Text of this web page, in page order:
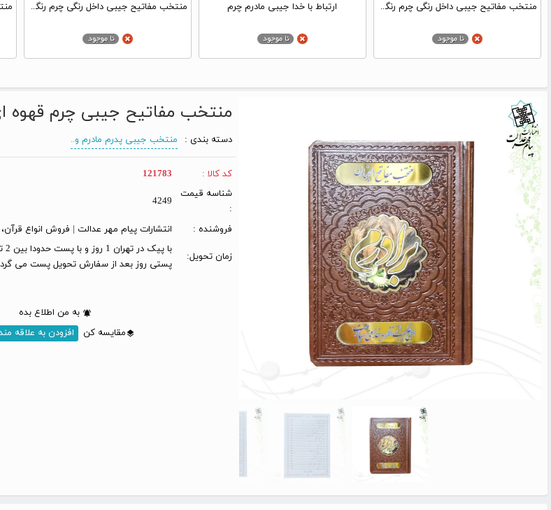
منتخب مفاتیح جیبی داخل رنگی چرم رنگی طرح همسرم پلاک دار ارتباط با خدا جیبی مادرم چرم منتخب مفاتیح جیبی داخل رنگی چرم رنگی طرح دخترم پلاک دار
منتخب مفاتیح جیبی چرم قهوه ای
دسته بندی :
منتخب جیبی پدرم مادرم و..
کد کالا :
121783
شناسه قیمت
:
4249
فروشنده : انتشارات پیام مهر عدالت | فروش انواع
زمان تحویل:
پستی روز بعد از سفارش تحویل پست می
به من اطلاع بده
مقایسه کن
افزودن به علاقه